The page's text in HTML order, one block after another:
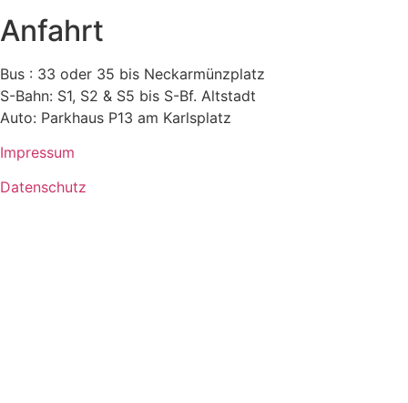
Anfahrt
Bus : 33 oder 35 bis Neckarmünzplatz
S-Bahn: S1, S2 & S5 bis S-Bf. Altstadt
Auto: Parkhaus P13 am Karlsplatz
Impressum
Datenschutz